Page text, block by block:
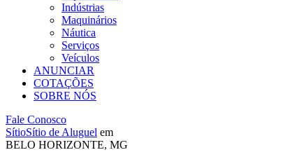
Indústrias
Maquinários
Náutica
Serviços
Veículos
ANUNCIAR
COTAÇÕES
SOBRE NÓS
Fale Conosco
SítioSítio de Aluguel em
BELO HORIZONTE, MG